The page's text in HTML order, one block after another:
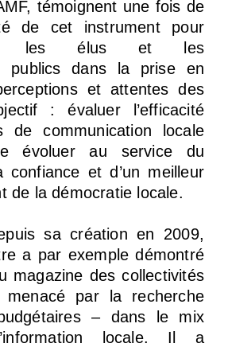
témoignent une fois de
de cet instrument pour
les élus et les
publics dans la prise en
et attentes des
: évaluer l’efficacité
de communication locale
évoluer au service du
confiance et d’un meilleur
de la démocratie locale.
sa création en 2009,
a par exemple démontré
magazine des collectivités
par la recherche
– dans le mix
locale. Il a